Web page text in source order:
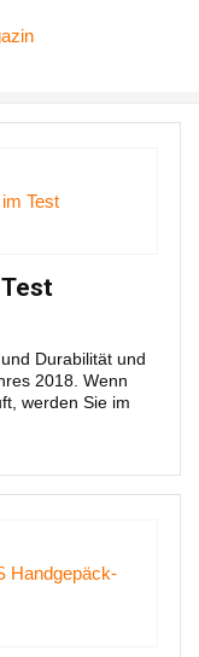
Durabilität und
2018. Wenn
werden Sie im